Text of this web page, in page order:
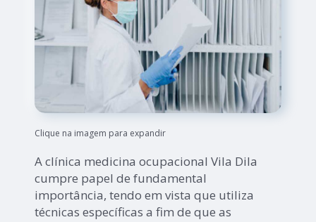
Clique na imagem para expandir
A clínica medicina ocupacional Vila Dila
cumpre papel de fundamental
importância, tendo em vista que utiliza
técnicas específicas a fim de que as